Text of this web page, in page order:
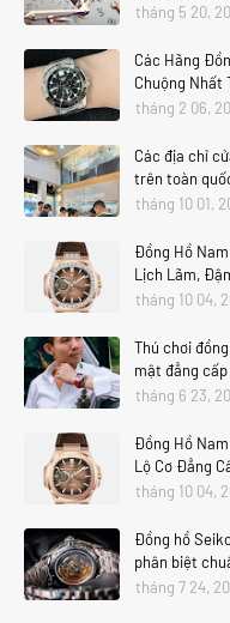
tháng 5 20,
Các Hãng
Chuộng Nhất
tháng 2 06,
Các địa chỉ
trên toàn
tháng 10 01,
Đồng Hồ
Lịch Lãm,
tháng 10 04,
Thú chơi
mật đẳng cấp
tháng 6 23,
Đồng Hồ
Lộ Cơ Đẳng
tháng 10 04,
Đồng hồ
phân biệt
tháng 7 24,